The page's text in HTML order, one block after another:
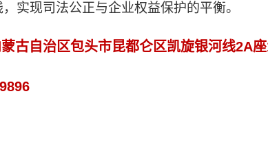
实现司法公正与企业权益保护的平衡。
古自治区包头市昆都仑区凯旋银河线2A座